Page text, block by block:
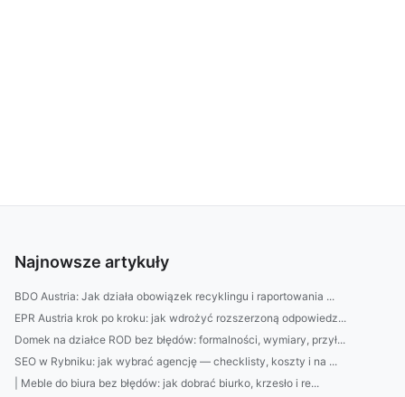
Najnowsze artykuły
BDO Austria: Jak działa obowiązek recyklingu i raportowania ...
EPR Austria krok po kroku: jak wdrożyć rozszerzoną odpowiedz...
Domek na działce ROD bez błędów: formalności, wymiary, przył...
SEO w Rybniku: jak wybrać agencję — checklisty, koszty i na ...
| Meble do biura bez błędów: jak dobrać biurko, krzesło i re...